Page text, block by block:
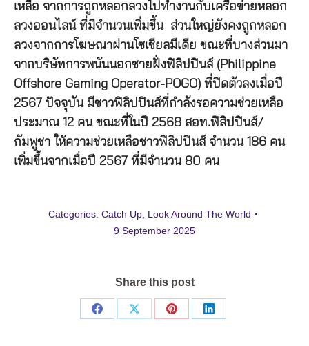
เหลือ จากการถูกหลอกลวงไปทำงานกับเครือข่ายหลอก
ลวงออนไลน์ ที่มีจำนวนเพิ่มขึ้น ส่วนใหญ่ยังคงถูกหลอก
ลวงจากการโฆษณาผ่านโซเชียลมีเดีย ขณะที่บางส่วนมา
จากบริษัทการพนันนอกชายฝั่งฟิลิปปินส์ (Philippine
Offshore Gaming Operator-POGO) ที่ปิดตัวลงเมื่อปี
2567 ปัจจุบัน มีชาวฟิลิปปินส์ที่กำลังรอความช่วยเหลือ
ประมาณ 12 คน ขณะที่ในปี 2568 สอท.ฟิลิปปินส์/
กัมพูชา ให้ความช่วยเหลือชาวฟิลิปปินส์ จำนวน 186 คน
เพิ่มขึ้นจากเมื่อปี 2567 ที่มีจำนวน 80 คน
Categories: Catch Up, Look Around The World
9 September 2025
Share this post
Share
Share
Share
Share